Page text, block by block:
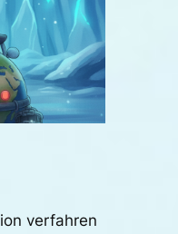
verfahren